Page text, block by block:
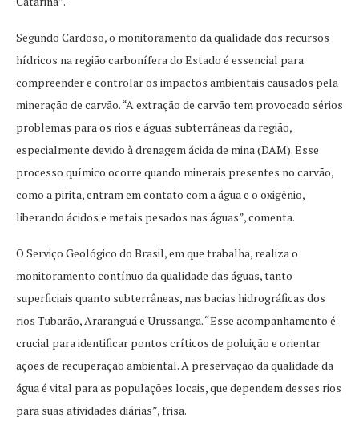
Segundo Cardoso, o monitoramento da qualidade dos recursos
hídricos na região carbonífera do Estado é essencial para
compreender e controlar os impactos ambientais causados pela
mineração de carvão. “A extração de carvão tem provocado sérios
problemas para os rios e águas subterrâneas da região,
especialmente devido à drenagem ácida de mina (DAM). Esse
processo químico ocorre quando minerais presentes no carvão,
como a pirita, entram em contato com a água e o oxigênio,
liberando ácidos e metais pesados nas águas”, comenta.
O Serviço Geológico do Brasil, em que trabalha, realiza o
monitoramento contínuo da qualidade das águas, tanto
superficiais quanto subterrâneas, nas bacias hidrográficas dos
rios Tubarão, Araranguá e Urussanga. “Esse acompanhamento é
crucial para identificar pontos críticos de poluição e orientar
ações de recuperação ambiental. A preservação da qualidade da
água é vital para as populações locais, que dependem desses rios
para suas atividades diárias”, frisa.